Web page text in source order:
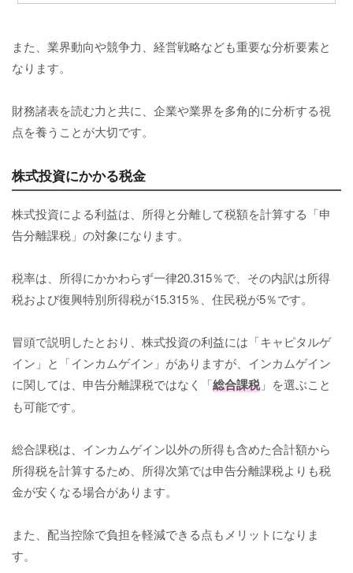
また、業界動向や競争力、経営戦略なども重要な分析要素と
なります。
財務諸表を読む力と共に、企業や業界を多角的に分析する視
点を養うことが大切です。
株式投資にかかる税金
株式投資による利益は、所得と分離して税額を計算する「申
告分離課税」の対象になります。
税率は、所得にかかわらず一律20.315％で、その内訳は所得
税および復興特別所得税が15.315％、住民税が5％です。
冒頭で説明したとおり、株式投資の利益には「キャピタルゲ
イン」と「インカムゲイン」がありますが、インカムゲイン
に関しては、申告分離課税ではなく「総合課税」を選ぶこと
も可能です。
総合課税は、インカムゲイン以外の所得も含めた合計額から
所得税を計算するため、所得次第では申告分離課税よりも税
金が安くなる場合があります。
また、配当控除で負担を軽減できる点もメリットになりま
す。